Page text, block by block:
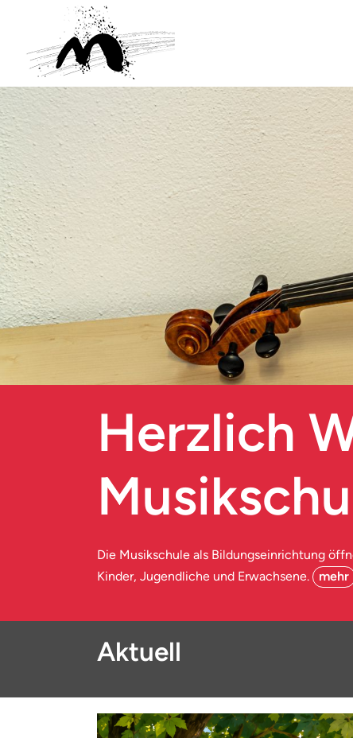
Herzlich
Die Musikschule als Bildungseinrichtung
Kinder, Jugendliche und Erwachsene.
mehr
Aktuell